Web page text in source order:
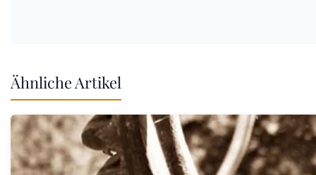
Ähnliche Artikel